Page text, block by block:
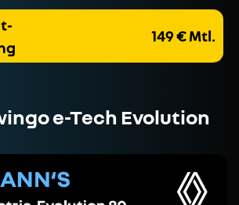
149 € Mtl.
e-Tech Evolution